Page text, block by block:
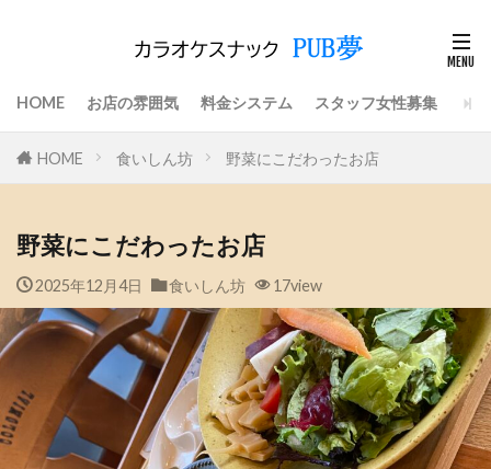
HOME お店の雰囲気 料金システム スタッフ女性募集
HOME 食いしん坊 野菜にこだわったお店
野菜にこだわったお店
2025年12月4日 食いしん坊 17view